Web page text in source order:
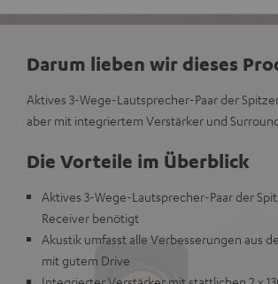
Darum lieben wir dieses
Aktives 3-Wege-Lautsprecher-Paar der
aber mit integriertem Verstärker und
Die Vorteile im Überblick
Aktives 3-Wege-Lautsprecher-Paar der
Receiver benötigt
Akustik umfasst alle Verbesserungen aus
mit gutem Drive